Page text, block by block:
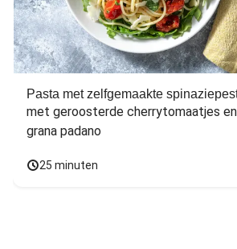
Pasta met zelfgemaakte
met geroosterde cherrytomaatjes en
grana padano
25 minuten